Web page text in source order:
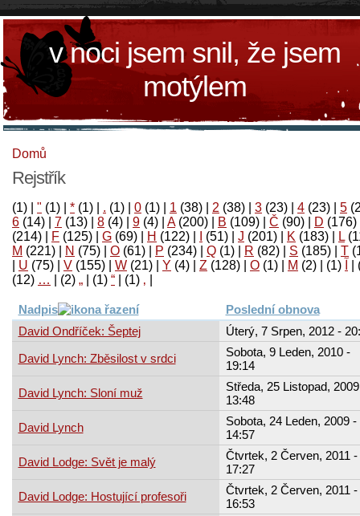
v noci jsem snil, že jsem
motýlem
Domů
Rejstřík
(1) " (1) * (1) . (1) 0 (1) 1 (38) 2 (38) 3 (23) 4 (23) 5
6 (14) 7 (13) 8 (4) 9 (4) A(200) B (109) Č (90) D (176)
(214)
F (125) G (69) H (122) (51) J (201) K (183) L
M (221) N (75) O (61) P (234) Q (1) R (82) S (185) T
U (75) V (155) W (21) Y (4) Z (128) Ο (1) М (2)
(1)
‚
(1)
“
(1)
„
(2)
…
(12)
Nadpis
Poslední obnova
David Ondříček: Šeptej
Úterý, 7 Srpen, 2012 -
David Lynch: Zběsilost v srdci
Sobota, 9 Leden, 2010 -
19:14
David Lynch: Sloní muž
Středa, 25 Listopad,
13:48
David Lynch
Sobota, 24 Leden, 2009 -
14:57
David Lodge: Svět je malý
Čtvrtek, 2 Červen, 2011 -
17:27
David Lodge: Hostující profesoři
Čtvrtek, 2 Červen, 2011 -
16:53